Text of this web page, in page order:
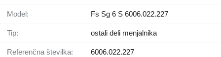
Model: Fs Sg 6 S 6006.022.227
Tip: ostali deli menjalnika
Referenčna številka: 6006.022.227